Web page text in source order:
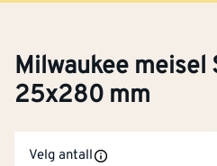
Milwaukee meisel
25x280 mm
Velg antall